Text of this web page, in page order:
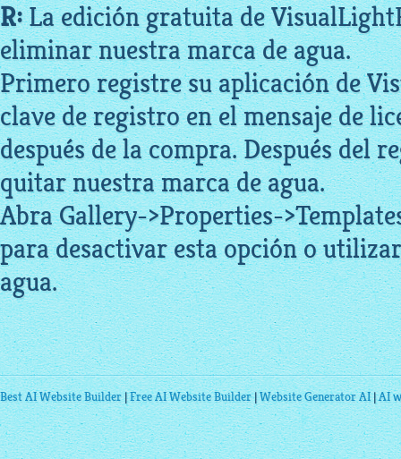
R:La edición gratuita de
eliminar nuestra marca de agua.
Primero registre su aplicación de
clave de registro en el mensaje de
después de la compra. Después del
quitar nuestra marca de agua.
Abra Gallery->Properties-
para desactivar esta opción o
agua.
Best AI Website Builder|Free AI Website Builder|Website Generator AI|AI